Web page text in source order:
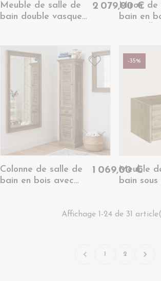
Meuble de salle de
bain double vasque
2 079,00 €
Miroir de
bain en
Colonne de salle de
bain en bois avec
1 069,00 €
-35%
Meuble
bain sous
Affichage 1-24 de 31
 1 2 